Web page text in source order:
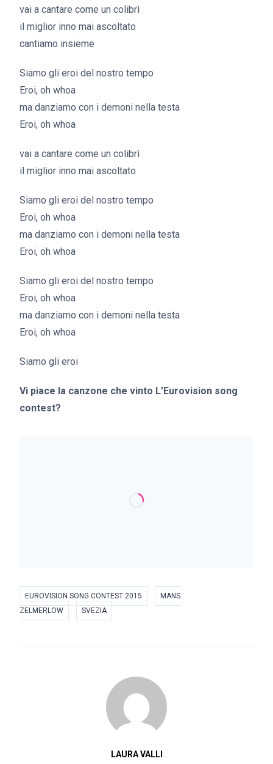
vai a cantare come un colibrì
il miglior inno mai ascoltato
cantiamo insieme
Siamo gli eroi del nostro tempo
Eroi, oh whoa
ma danziamo con i demoni nella testa
Eroi, oh whoa
vai a cantare come un colibrì
il miglior inno mai ascoltato
Siamo gli eroi del nostro tempo
Eroi, oh whoa
ma danziamo con i demoni nella testa
Eroi, oh whoa
Siamo gli eroi del nostro tempo
Eroi, oh whoa
ma danziamo con i demoni nella testa
Eroi, oh whoa
Siamo gli eroi
Vi piace la canzone che vinto L’Eurovision song
contest?
EUROVISION SONG CONTEST 2015
MANS
ZELMERLOW
SVEZIA
LAURA VALLI